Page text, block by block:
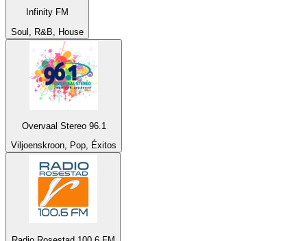
Infinity FM
Soul, R&B, House
Overvaal Stereo 96.1
Viljoenskroon, Pop, Éxitos